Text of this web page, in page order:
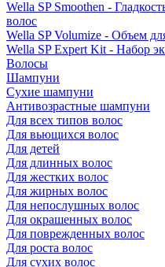
Wella SP Smoothen -
волос
Wella SP Volumize - Объем
Wella SP Expert Kit - Набор
Волосы
Шампуни
Сухие шампуни
Антивозрастные шампуни
Для всех типов волос
Для вьющихся волос
Для детей
Для длинных волос
Для жестких волос
Для жирных волос
Для непослушных волос
Для окрашенных волос
Для поврежденных волос
Для роста волос
Для сухих волос